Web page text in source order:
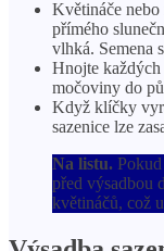
Květináče nebo
přímého
vlhká. Semena
Hnojte
močoviny do
Když klíčky
sazenice lze
Na listu.
před výsadbou
květináčů, což